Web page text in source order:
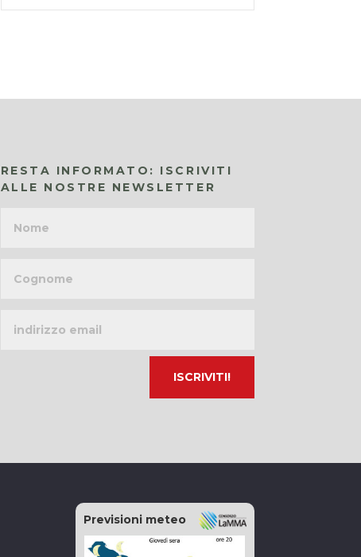
RESTA INFORMATO: ISCRIVITI
ALLE NOSTRE NEWSLETTER
email
Previsioni meteo